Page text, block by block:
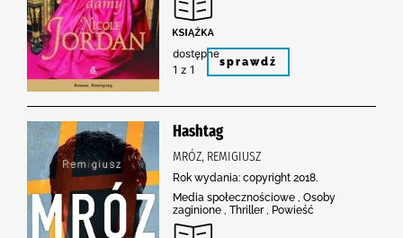
dostępne
1 z 1
sprawdź
Hashtag
MRÓZ, REMIGIUSZ
Rok wydania: copyright 2018.
Media społecznościowe , Osoby
zaginione , Thriller , Powieść